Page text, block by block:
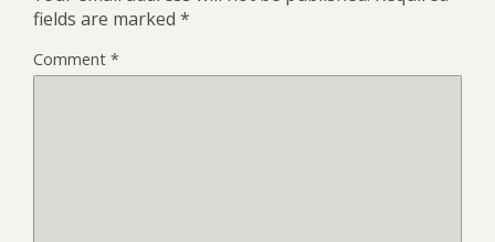
fields are marked *
Comment *